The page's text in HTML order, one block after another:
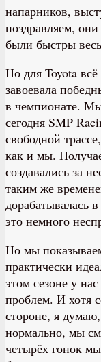
напарников,
поздравляем,
были быстры
Но для Toyota
завоевала
в чемпионате.
сегодня SMP
свободной
как и мы.
создавались за
таким же
дорабатывалась
это немного
Но мы
практически
этом сезоне у
проблем. И хотя
стороне, я думаю,
нормально, мы
четырёх гонок